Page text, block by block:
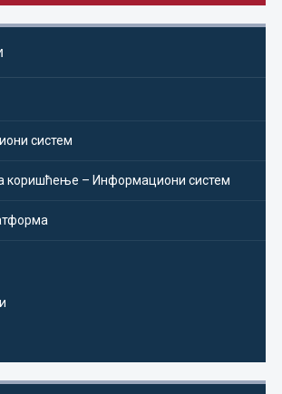
систем
коришћење – Информациони систем